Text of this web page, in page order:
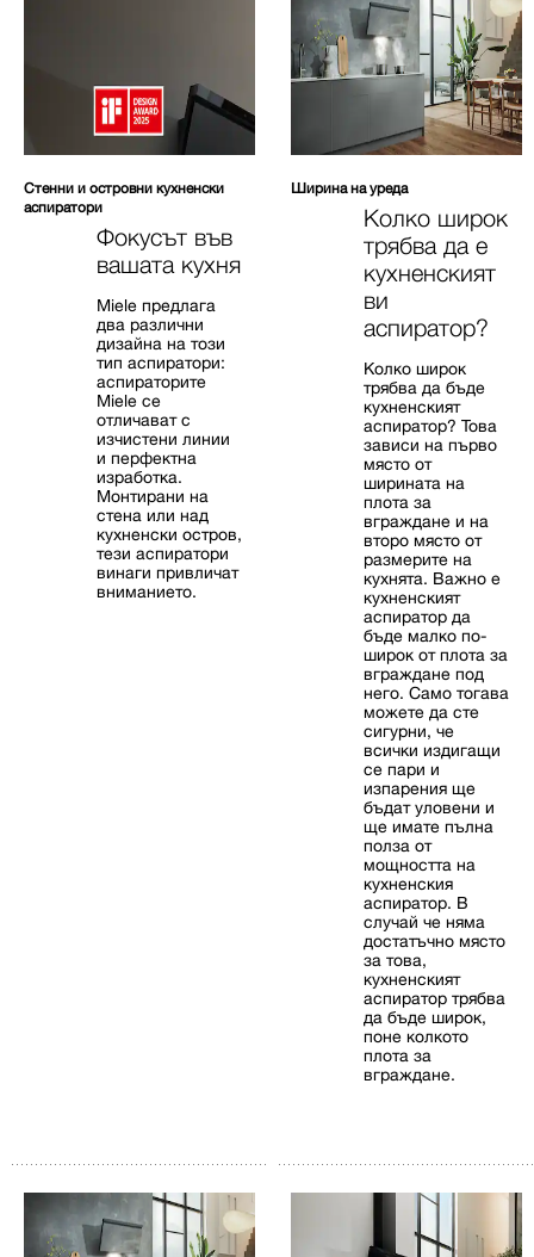
Стенни и островни кухненски
аспиратори
Фокусът във
вашата кухня
Miele предлага
два различни
дизайна на този
тип аспиратори:
аспираторите
Miele се
отличават с
изчистени линии
и перфектна
изработка.
Монтирани на
стена или над
кухненски остров,
тези аспиратори
винаги привличат
вниманието.
Ширина на уреда
Колко широк
трябва да е
кухненският
ви
аспиратор?
Колко широк
трябва да бъде
кухненският
аспиратор? Това
зависи на първо
място от
ширината на
плота за
вграждане и на
второ място от
размерите на
кухнята. Важно е
кухненският
аспиратор да
бъде малко по-
широк от плота за
вграждане под
него. Само тогава
можете да сте
сигурни, че
всички издигащи
се пари и
изпарения ще
бъдат уловени и
ще имате пълна
полза от
мощността на
кухненския
аспиратор. В
случай че няма
достатъчно място
за това,
кухненският
аспиратор трябва
да бъде широк,
поне колкото
плота за
вграждане.